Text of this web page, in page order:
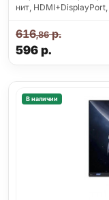
нит,
596р.
616,86р.
В наличии